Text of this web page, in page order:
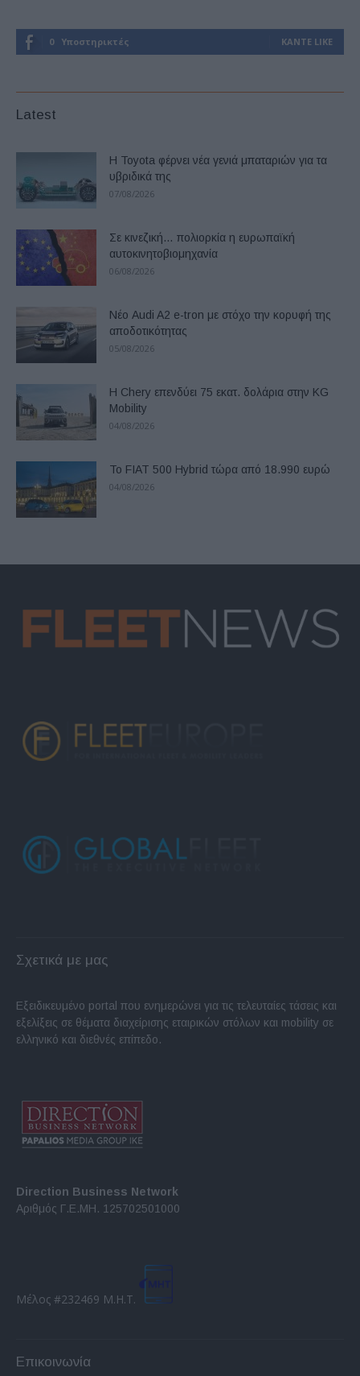
0 Υποστηρικτές ΚΆΝΤΕ LIKE
Latest
Η Toyota φέρνει νέα γενιά μπαταριών για τα
υβριδικά της
07/08/2026
Σε κινεζική… πολιορκία η ευρωπαϊκή
αυτοκινητοβιομηχανία
06/08/2026
Νέο Audi A2 e-tron με στόχο την κορυφή της
αποδοτικότητας
05/08/2026
Η Chery επενδύει 75 εκατ. δολάρια στην KG
Mobility
04/08/2026
Το FIAT 500 Hybrid τώρα από 18.990 ευρώ
04/08/2026
Σχετικά με μας
Εξειδικευμένο portal που ενημερώνει για τις τελευταίες τάσεις και
εξελίξεις σε θέματα διαχείρισης εταιρικών στόλων και mobility σε
ελληνικό και διεθνές επίπεδο.
Direction Business Network
Αριθμός Γ.Ε.ΜΗ. 125702501000
Μέλος #232469 Μ.Η.Τ.
Επικοινωνία